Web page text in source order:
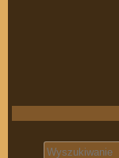
Search for: